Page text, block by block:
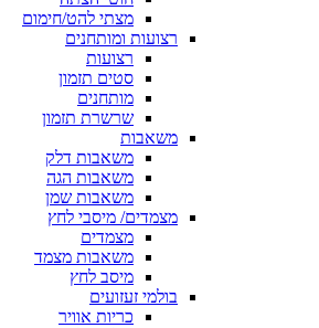
מצתי להט/חימום
רצועות ומותחנים
רצועות
סטים תזמון
מותחנים
שרשרת תזמון
משאבות
משאבות דלק
משאבות הגה
משאבות שמן
מצמדים/ מיסבי לחץ
מצמדים
משאבות מצמד
מיסב לחץ
בולמי זעזועים
כריות אוויר